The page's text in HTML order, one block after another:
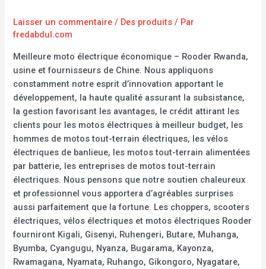
Laisser un commentaire / Des produits / Par
fredabdul.com
Meilleure moto électrique économique – Rooder Rwanda,
usine et fournisseurs de Chine. Nous appliquons
constamment notre esprit d’innovation apportant le
développement, la haute qualité assurant la subsistance,
la gestion favorisant les avantages, le crédit attirant les
clients pour les motos électriques à meilleur budget, les
hommes de motos tout-terrain électriques, les vélos
électriques de banlieue, les motos tout-terrain alimentées
par batterie, les entreprises de motos tout-terrain
électriques. Nous pensons que notre soutien chaleureux
et professionnel vous apportera d’agréables surprises
aussi parfaitement que la fortune. Les choppers, scooters
électriques, vélos électriques et motos électriques Rooder
fourniront Kigali, Gisenyi, Ruhengeri, Butare, Muhanga,
Byumba, Cyangugu, Nyanza, Bugarama, Kayonza,
Rwamagana, Nyamata, Ruhango, Gikongoro, Nyagatare,